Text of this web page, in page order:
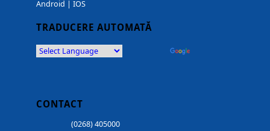
Android | IOS
TRADUCERE AUTOMATĂ
CONTACT
(0268) 405000